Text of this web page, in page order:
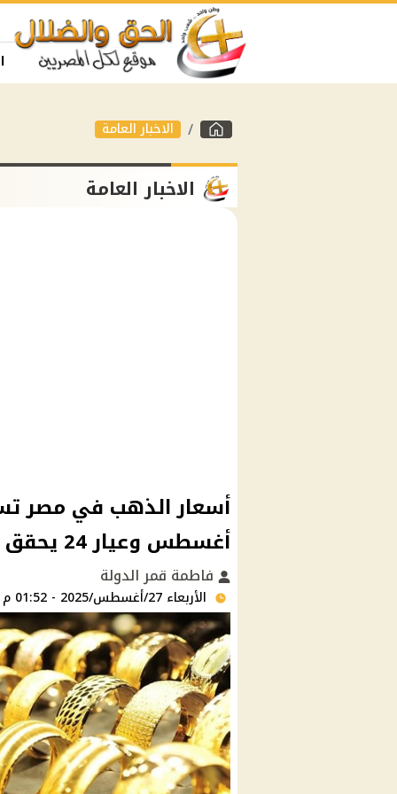
الاخبار العامة
الاخبار العامة
أغسطس وعيار 24 يحقق 5258 جنيه
فاطمة قمر الدولة
الأربعاء 27/أغسطس/2025 - 01:52 م